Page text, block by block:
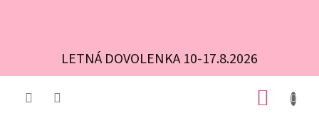
LETNÁ DOVOLENKA 10-17.8.2026